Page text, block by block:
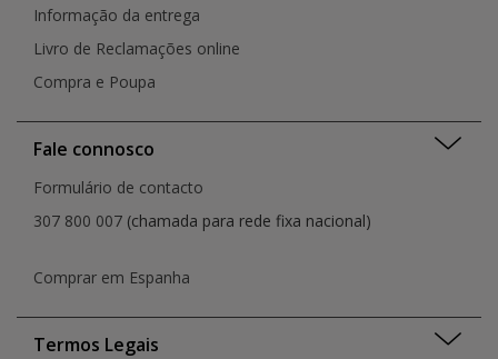
Informação da entrega
Livro de Reclamações online
Compra e Poupa
Fale connosco
Formulário de contacto
307 800 007 (chamada para rede fixa nacional)
Comprar em Espanha
Termos Legais